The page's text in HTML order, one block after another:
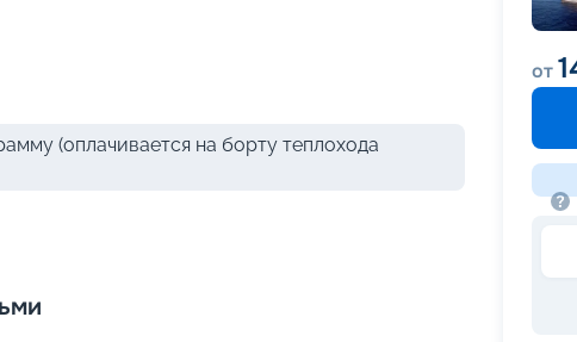
(оплачивается на борту теплохода
от